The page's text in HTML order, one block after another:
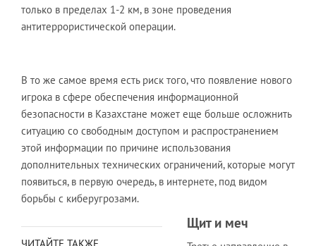
только в пределах 1-2 км, в зоне проведения
антитеррористической операции.
В то же самое время есть риск того, что появление нового
игрока в сфере обеспечения информационной
безопасности в Казахстане может еще больше осложнить
ситуацию со свободным доступом и распространением
этой информации по причине использования
дополнительных технических ограничений, которые могут
появиться, в первую очередь, в интернете, под видом
борьбы с киберугрозами.
Щит и меч